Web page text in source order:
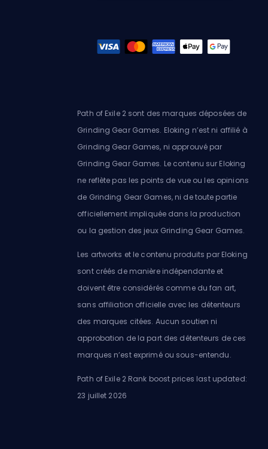
Path of Exile 2 sont des marques déposées de
Grinding Gear Games. Eloking n’est ni affilié à
Grinding Gear Games, ni approuvé par
Grinding Gear Games. Le contenu sur Eloking
ne reflète pas les points de vue ou les opinions
de Grinding Gear Games, ni de toute partie
officiellement impliquée dans la production
ou la gestion des jeux Grinding Gear Games.
Les artworks et le contenu produits par Eloking
sont créés de manière indépendante et
doivent être considérés comme du fan art,
sans affiliation officielle avec les détenteurs
des marques citées. Aucun soutien ni
approbation de la part des détenteurs de ces
marques n’est exprimé ou sous-entendu.
Path of Exile 2 Rank boost prices last updated:
23 juillet 2026